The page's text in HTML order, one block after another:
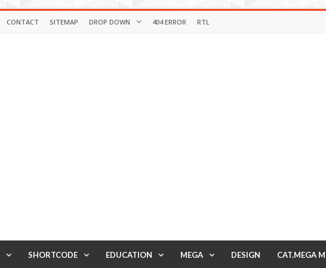
CONTACT SITEMAP DROP DOWN 404 ERROR RTL
SHORTCODE EDUCATION MEGA DESIGN CAT.MEGA